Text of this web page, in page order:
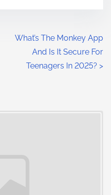
What’s The Monkey App
And Is It Secure For
Teenagers In 2025? >